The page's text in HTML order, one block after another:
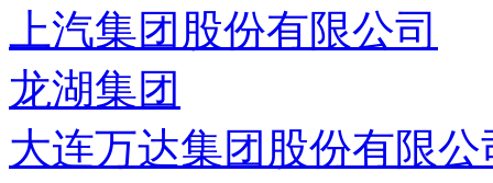
上汽集团股份有限公司
龙湖集团
大连万达集团股份有限公